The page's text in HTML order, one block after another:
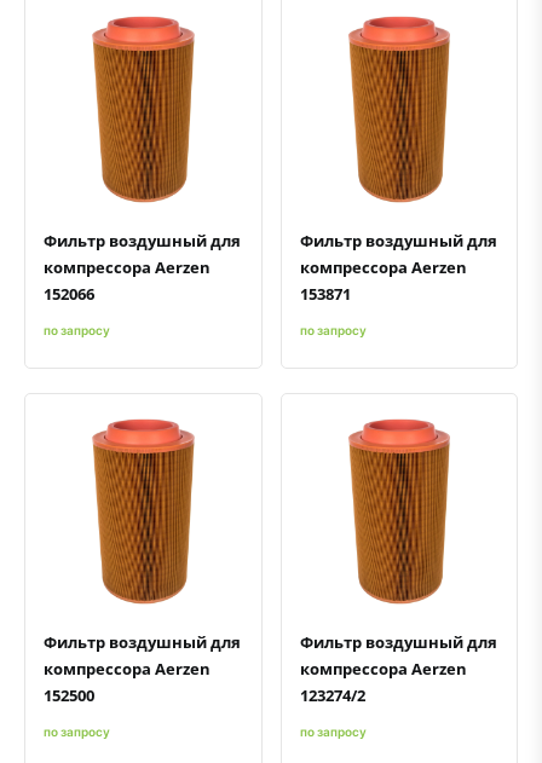
Быстрый просмотрДобавить к сравнению
Добавить в избранное
Фильтр воздушный для
компрессора Aerzen
152066
по запросу
Быстрый просмотрДобавить к сравнению
Добавить в избранное
Фильтр воздушный для
компрессора Aerzen
153871
по запросу
Быстрый просмотрДобавить к сравнению
Добавить в избранное
Фильтр воздушный для
компрессора Aerzen
152500
по запросу
Быстрый просмотрДобавить к сравнению
Добавить в избранное
Фильтр воздушный для
компрессора Aerzen
123274/2
по запросу